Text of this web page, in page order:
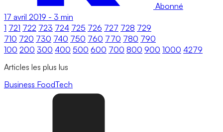
Abonné
17 avril 2019 - 3 min
1 721 722 723 724 725 726 727 728 729
710 720 730 740 750 760 770 780 790
100 200 300 400 500 600 700 800 900 1000 4279
Articles les plus lus
Business FoodTech